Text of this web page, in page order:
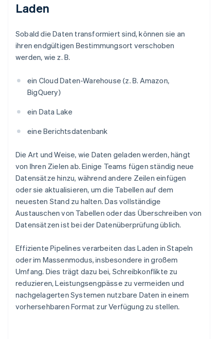
Laden
Sobald die Daten transformiert sind, können sie an
ihren endgültigen Bestimmungsort verschoben
werden, wie z. B.
ein Cloud Daten-Warehouse (z. B. Amazon,
BigQuery)
ein Data Lake
eine Berichtsdatenbank
Die Art und Weise, wie Daten geladen werden, hängt
von Ihren Zielen ab. Einige Teams fügen ständig neue
Datensätze hinzu, während andere Zeilen einfügen
oder sie aktualisieren, um die Tabellen auf dem
neuesten Stand zu halten. Das vollständige
Austauschen von Tabellen oder das Überschreiben von
Datensätzen ist bei der Datenüberprüfung üblich.
Effiziente Pipelines verarbeiten das Laden in Stapeln
oder im Massenmodus, insbesondere in großem
Umfang. Dies trägt dazu bei, Schreibkonflikte zu
reduzieren, Leistungsengpässe zu vermeiden und
nachgelagerten Systemen nutzbare Daten in einem
vorhersehbaren Format zur Verfügung zu stellen.